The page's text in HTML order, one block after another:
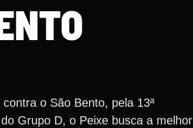
o São Bento, pela 13ª
Grupo D, o Peixe busca a melhor